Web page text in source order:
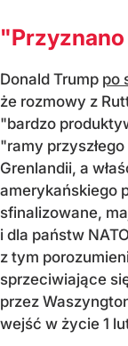
Donald Trump po
że rozmowy z
"bardzo
"ramy
Grenlandii, a
amerykańskiego
sfinalizowane,
i dla państw
z tym
sprzeciwiające
przez
wejść w życie 1